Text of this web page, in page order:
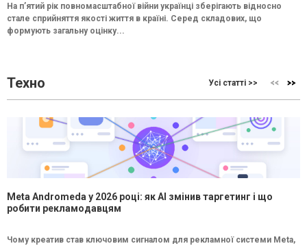
На п’ятий рік повномасштабної війни українці зберігають відносно
стале сприйняття якості життя в країні. Серед складових, що
формують загальну оцінку...
Техно Усі статті >>
Meta Andromeda у 2026 році: як AI змінив таргетинг і що
робити рекламодавцям
Чому креатив став ключовим сигналом для рекламної системи Meta,